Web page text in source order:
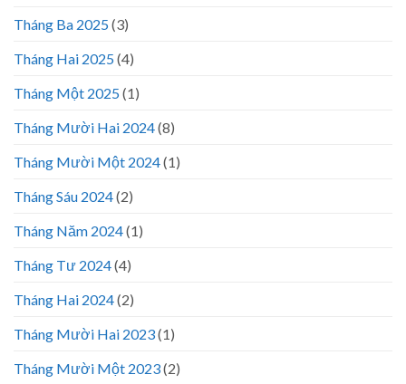
Tháng Ba 2025(3)
Tháng Hai 2025(4)
Tháng Một 2025(1)
Tháng Mười Hai 2024(8)
Tháng Mười Một 2024(1)
Tháng Sáu 2024(2)
Tháng Năm 2024(1)
Tháng Tư 2024(4)
Tháng Hai 2024(2)
Tháng Mười Hai 2023(1)
Tháng Mười Một 2023(2)